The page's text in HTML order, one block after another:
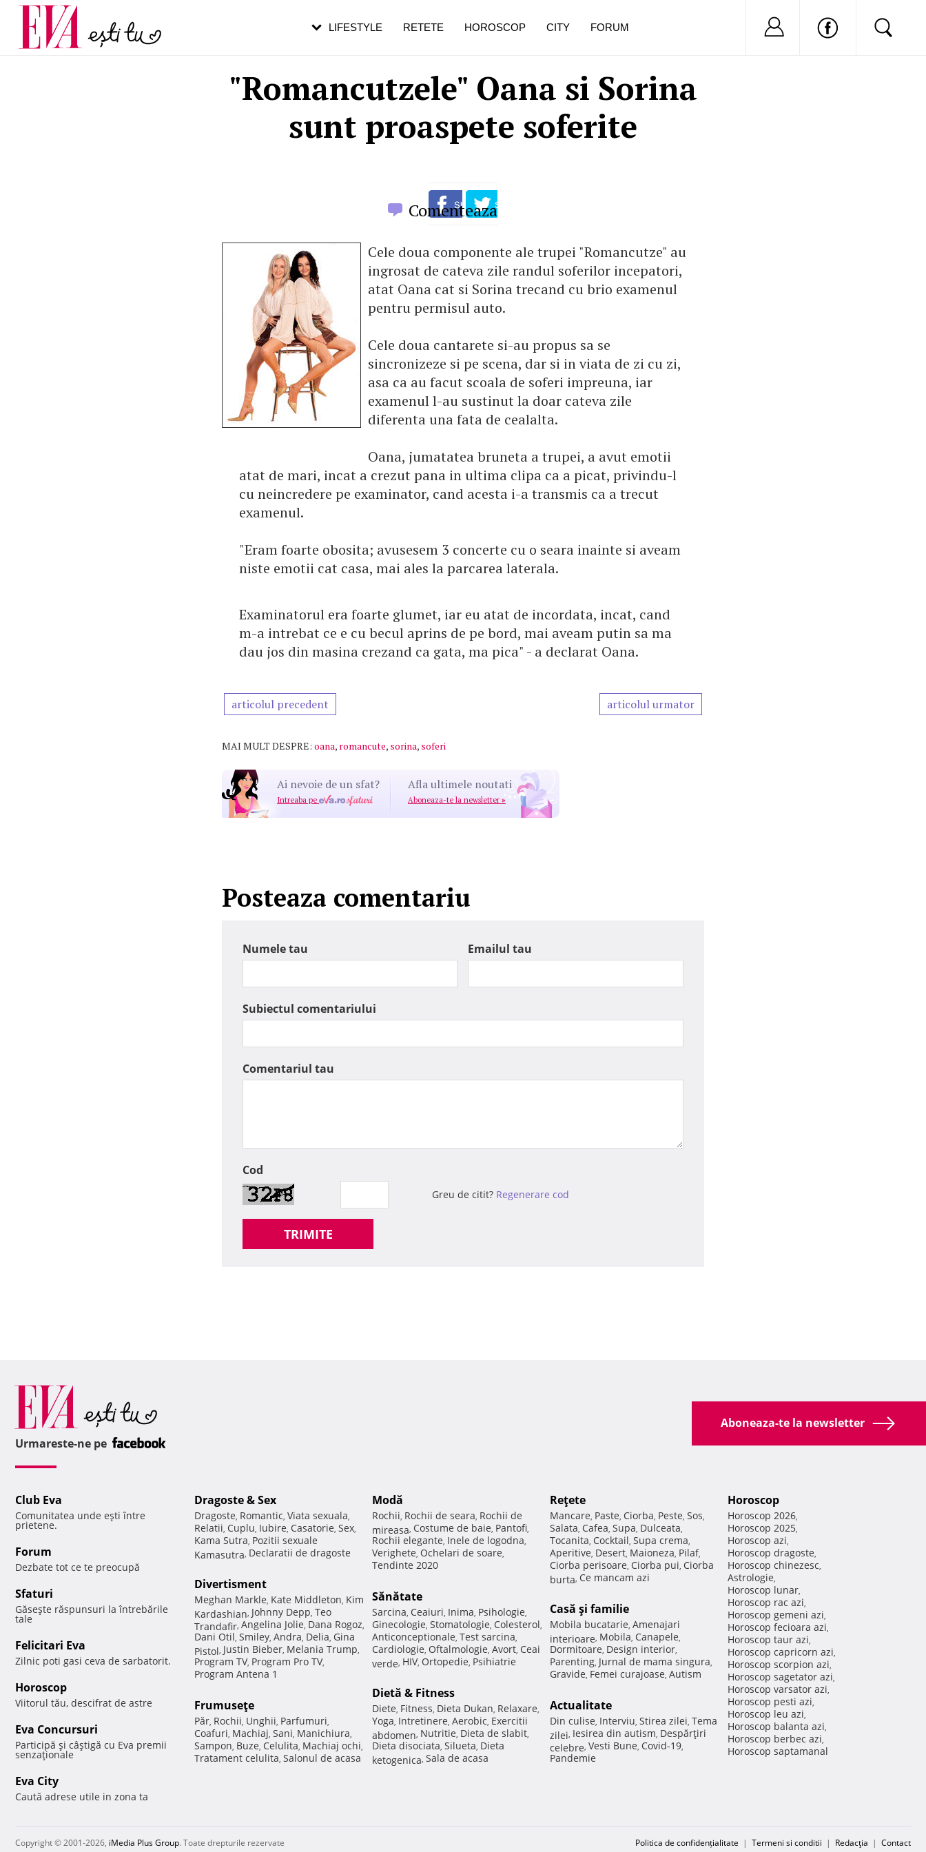
"Romancutzele" Oana si Sorina
sunt proaspete soferite
Comenteaza
Cele doua componente ale trupei "Romancutze" au
ingrosat de cateva zile randul soferilor incepatori,
atat Oana cat si Sorina trecand cu brio examenul
pentru permisul auto.
Cele doua cantarete si-au propus sa se
sincronizeze si pe scena, dar si in viata de zi cu zi,
asa ca au facut scoala de soferi impreuna, iar
examenul l-au sustinut la doar cateva zile
diferenta una fata de cealalta.
Oana, jumatatea bruneta a trupei, a avut emotii
atat de mari, incat a crezut pana in ultima clipa ca a picat, privindu-l
cu neincredere pe examinator, cand acesta i-a transmis ca a trecut
examenul.
"Eram foarte obosita; avusesem 3 concerte cu o seara inainte si aveam
niste emotii cat casa, mai ales la parcarea laterala.
Examinatorul era foarte glumet, iar eu atat de incordata, incat, cand
m-a intrebat ce e cu becul aprins de pe bord, mai aveam putin sa ma
dau jos din masina crezand ca gata, ma pica" - a declarat Oana.
articolul precedent articolul urmator
MAI MULT DESPRE: oana, romancute, sorina, soferi
Ai nevoie de un sfat?
Intreaba pe
Afla ultimele noutati
Aboneaza-te la newsletter »
Posteaza comentariu
Numele tau Emailul tau
Subiectul comentariului
Comentariul tau
Cod
Greu de citit? Regenerare cod
TRIMITE
LIFESTYLE RETETE HOROSCOP CITY FORUM Nu ai cont?
Carieră
Actualitate
pe măsură ce înaintezi în vârstă
Aboneaza-te la newsletter
Urmareste-ne pe
Club Eva
Comunitatea unde eşti între
prietene.
Forum
Dezbate tot ce te preocupă
Sfaturi
Găseşte răspunsuri la întrebările
tale
Felicitari Eva
Zilnic poti gasi ceva de sarbatorit.
Horoscop
Viitorul tău, descifrat de astre
Eva Concursuri
Participă şi câştigă cu Eva premii
senzaţionale
Eva City
Caută adrese utile in zona ta
Dragoste & Sex
Dragoste, Romantic, Viata sexuala,
Relatii, Cuplu, Iubire, Casatorie, Sex,
Kama Sutra, Pozitii sexuale
Kamasutra, Declaratii de dragoste
Divertisment
Meghan Markle, Kate Middleton, Kim
Kardashian, Johnny Depp, Teo
Trandafir, Angelina Jolie, Dana Rogoz,
Dani Otil, Smiley, Andra, Delia, Gina
Pistol, Justin Bieber, Melania Trump,
Program TV, Program Pro TV,
Program Antena 1
Frumuseţe
Păr, Rochii, Unghii, Parfumuri,
Coafuri, Machiaj, Sani, Manichiura,
Sampon, Buze, Celulita, Machiaj ochi,
Tratament celulita, Salonul de acasa
Modă
Rochii, Rochii de seara, Rochii de
mireasa, Costume de baie, Pantofi,
Rochii elegante, Inele de logodna,
Verighete, Ochelari de soare,
Tendinte 2020
Sănătate
Sarcina, Ceaiuri, Inima, Psihologie,
Ginecologie, Stomatologie, Colesterol,
Anticonceptionale, Test sarcina,
Cardiologie, Oftalmologie, Avort, Ceai
verde, HIV, Ortopedie, Psihiatrie
Dietă & Fitness
Diete, Fitness, Dieta Dukan, Relaxare,
Yoga, Intretinere, Aerobic, Exercitii
abdomen, Nutritie, Dieta de slabit,
Dieta disociata, Silueta, Dieta
ketogenica, Sala de acasa
Reţete
Mancare, Paste, Ciorba, Peste, Sos,
Salata, Cafea, Supa, Dulceata,
Tocanita, Cocktail, Supa crema,
Aperitive, Desert, Maioneza, Pilaf,
Ciorba perisoare, Ciorba pui, Ciorba
burta, Ce mancam azi
Casă şi familie
Mobila bucatarie, Amenajari
interioare, Mobila, Canapele,
Dormitoare, Design interior,
Parenting, Jurnal de mama singura,
Gravide, Femei curajoase, Autism
Actualitate
Din culise, Interviu, Stirea zilei, Tema
zilei, Iesirea din autism, Despărţiri
celebre, Vesti Bune, Covid-19,
Pandemie
Horoscop
Horoscop 2026,
Horoscop 2025,
Horoscop azi,
Horoscop dragoste,
Horoscop chinezesc,
Astrologie,
Horoscop lunar,
Horoscop rac azi,
Horoscop gemeni azi,
Horoscop fecioara azi,
Horoscop taur azi,
Horoscop capricorn azi,
Horoscop scorpion azi,
Horoscop sagetator azi,
Horoscop varsator azi,
Horoscop pesti azi,
Horoscop leu azi,
Horoscop balanta azi,
Horoscop berbec azi,
Horoscop saptamanal
Copyright © 2001-2026, iMedia Plus Group. Toate drepturile rezervate Politica de confidențialitate | Termeni si conditii | Redacţia | Contact